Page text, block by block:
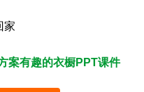
家
案有趣的衣橱PPT课件